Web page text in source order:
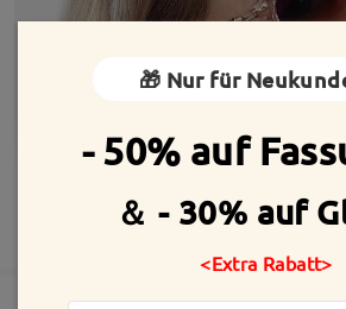
MEHR ANZEIGEN
🎁 Nur für
- 50% auf
＆ - 30% auf
<Extra Rabatt>